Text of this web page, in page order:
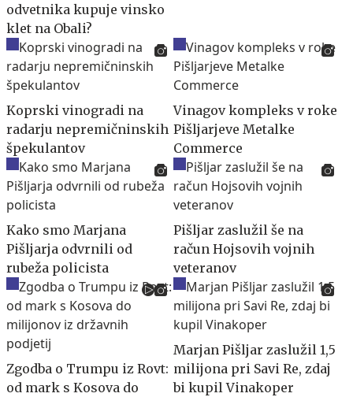
odvetnika kupuje vinsko
klet na Obali?
Koprski vinogradi na
radarju nepremičninskih
špekulantov
Vinagov kompleks v roke
Pišljarjeve Metalke
Commerce
Kako smo Marjana
Pišljarja odvrnili od
rubeža policista
Pišljar zaslužil še na
račun Hojsovih vojnih
veteranov
Zgodba o Trumpu iz Rovt:
od mark s Kosova do
Marjan Pišljar zaslužil 1,5
milijona pri Savi Re, zdaj
bi kupil Vinakoper